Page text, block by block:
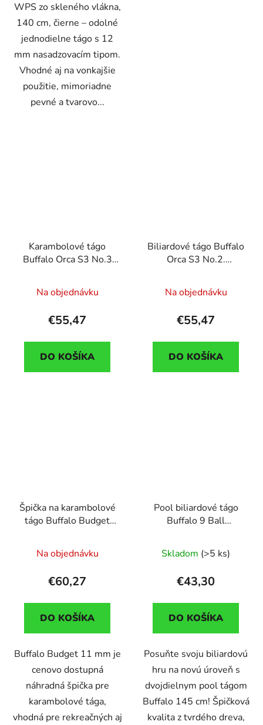
WPS zo skleného vlákna,
140 cm, čierne – odolné
jednodielne tágo s 12
mm nasadzovacím tipom.
Vhodné aj na vonkajšie
použitie, mimoriadne
pevné a tvarovo...
Karambolové tágo
Buffalo Orca S3 No.3
Na objednávku
€55,47
DO KOŠÍKA
Biliardové tágo Buffalo
Orca S3 No.2.
Na objednávku
€55,47
DO KOŠÍKA
Špička na karambolové
tágo Buffalo Budget
Na objednávku
€60,27
DO KOŠÍKA
Buffalo Budget 11 mm je
cenovo dostupná
náhradná špička pre
karambolové tága,
vhodná pre rekreačných aj
Pool biliardové tágo
Buffalo 9 Ball
špička 12mm
Skladom (>5 ks)
€43,30
DO KOŠÍKA
Posuňte svoju biliardovú
hru na novú úroveň s
dvojdielnym pool tágom
Buffalo 145 cm! Špičková
kvalita z tvrdého dreva,